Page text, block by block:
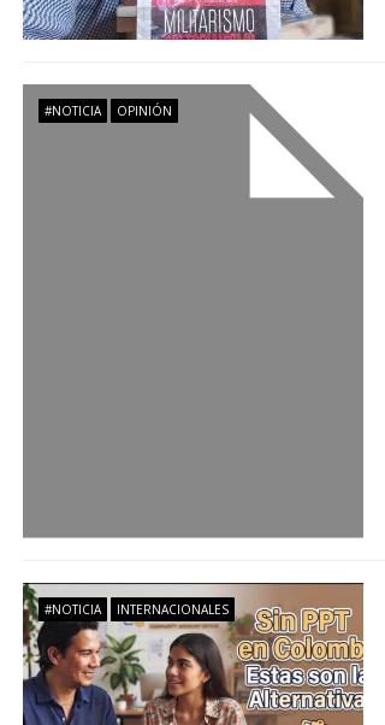
n
d
a
s
#NOTICIA OPINIÓN
#NOTICIA INTERNACIONALES